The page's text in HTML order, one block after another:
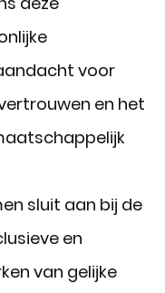
voor
en het
sluit aan bij de
en
van gelijke